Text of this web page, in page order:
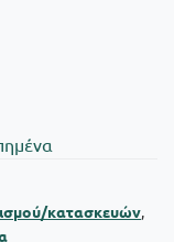
κατασκευών,